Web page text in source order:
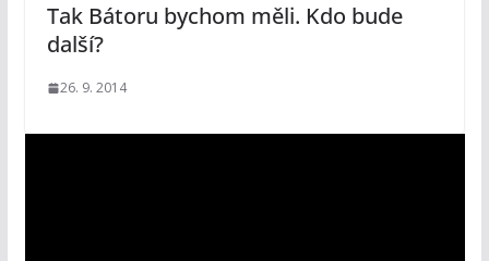
Tak Bátoru bychom měli. Kdo bude
další?
26. 9. 2014